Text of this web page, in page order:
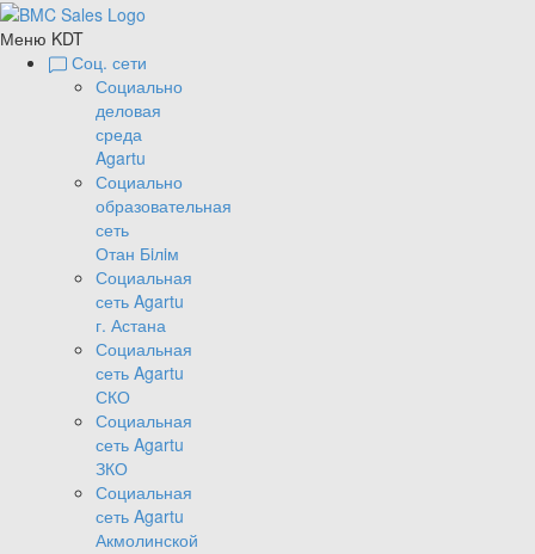
Меню KDT
Соц. сети
Социально
деловая
среда
Agartu
Социально
образовательная
сеть
Отан Бiлiм
Социальная
сеть Agartu
г. Астана
Социальная
сеть Agartu
СКО
Социальная
сеть Agartu
ЗКО
Социальная
сеть Agartu
Акмолинской